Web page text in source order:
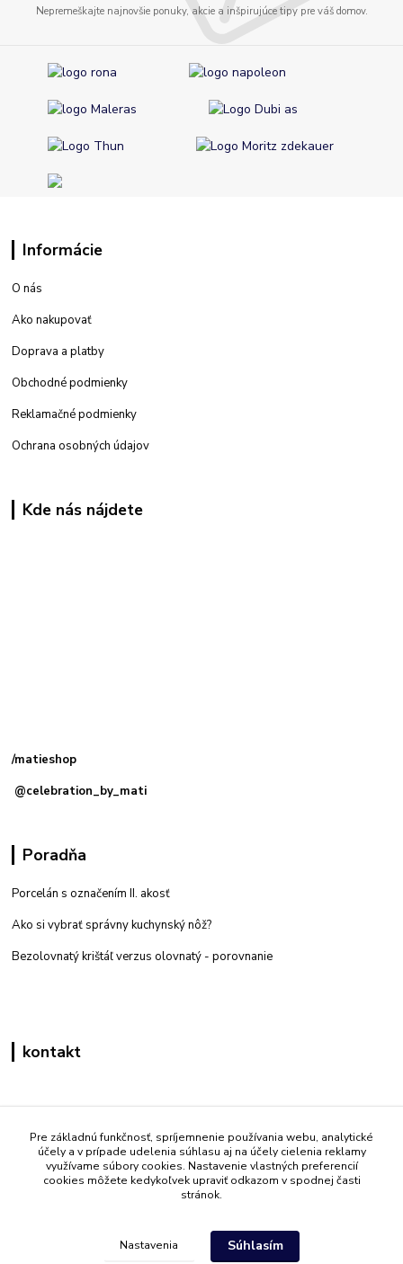
Nepremeškajte najnovšie ponuky, akcie a inšpirujúce tipy pre váš domov.
Informácie
O nás
Ako nakupovať
Doprava a platby
Obchodné podmienky
Reklamačné podmienky
Ochrana osobných údajov
Kde nás nájdete
/matieshop
@celebration_by_mati
Poradňa
Porcelán s označením II. akosť
Ako si vybrať správny kuchynský nôž?
Bezolovnatý krištáľ verzus olovnatý - porovnanie
kontakt
+421 908 861 051
(Po - Pia 7:30-15:30)
info@mati.sk
Pre základnú funkčnosť, spríjemnenie používania webu, analytické
účely a v prípade udelenia súhlasu aj na účely cielenia reklamy
využívame súbory cookies. Nastavenie vlastných preferencií
cookies môžete kedykoľvek upraviť odkazom v spodnej časti
stránok.
Nastavenia Súhlasím